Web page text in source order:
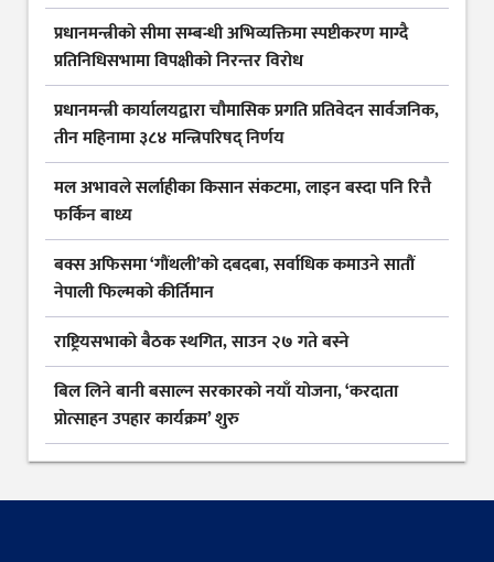
प्रधानमन्त्रीको सीमा सम्बन्धी अभिव्यक्तिमा स्पष्टीकरण माग्दै
प्रतिनिधिसभामा विपक्षीको निरन्तर विरोध
प्रधानमन्त्री कार्यालयद्वारा चौमासिक प्रगति प्रतिवेदन सार्वजनिक,
तीन महिनामा ३८४ मन्त्रिपरिषद् निर्णय
मल अभावले सर्लाहीका किसान संकटमा, लाइन बस्दा पनि रित्तै
फर्किन बाध्य
बक्स अफिसमा ‘गौंथली’को दबदबा, सर्वाधिक कमाउने सातौं
नेपाली फिल्मको कीर्तिमान
राष्ट्रियसभाको बैठक स्थगित, साउन २७ गते बस्ने
बिल लिने बानी बसाल्न सरकारको नयाँ योजना, ‘करदाता
प्रोत्साहन उपहार कार्यक्रम’ शुरु